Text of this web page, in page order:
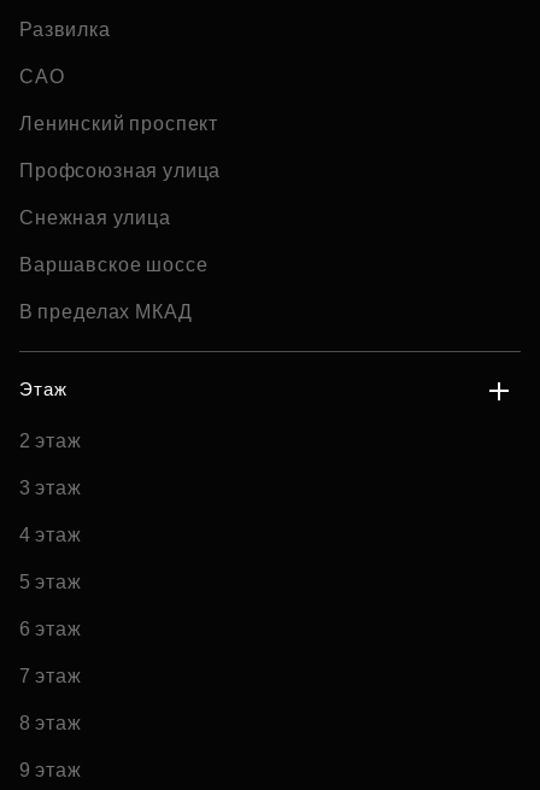
Развилка
САО
Ленинский проспект
Профсоюзная улица
Снежная улица
Варшавское шоссе
В пределах МКАД
Этаж
2 этаж
3 этаж
4 этаж
5 этаж
6 этаж
7 этаж
8 этаж
9 этаж